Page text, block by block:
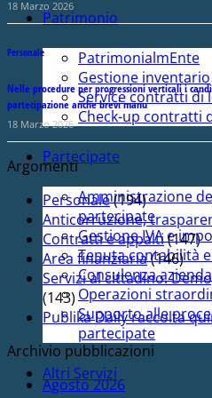
Patrimonio
PatrimonialmEnte
Gestione inventario
Service contratti di
Check-up contratti
Partecipate
Amministrazione
partecipate
Gestione IVA e
Tenuta contabilità
Consulenza
Operazioni
Supporto alle
partecipate
Altri Servizi
18 Marzo 2026
Personale
Nelle procedure per progressioni verticali i
partecipazione anche brevi manu
18 Marzo 2026
Argomenti
Personale(194)
Anticorruzione,
Contratti e appalti(147)
Area finanziaria(146)
Servizi al cittadino.
(143)
Publika Daily raccolta
Archivio pubblicazioni
Agosto 2026